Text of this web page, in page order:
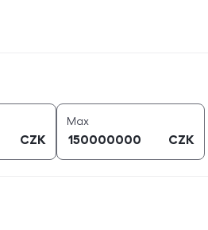
CZK
Maxcena (
CZK